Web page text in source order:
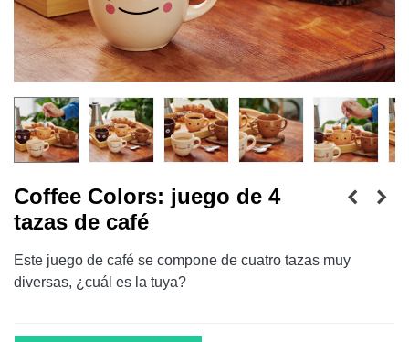
Coffee Colors: juego de 4
tazas de café
Este juego de café se compone de cuatro tazas muy
diversas, ¿cuál es la tuya?